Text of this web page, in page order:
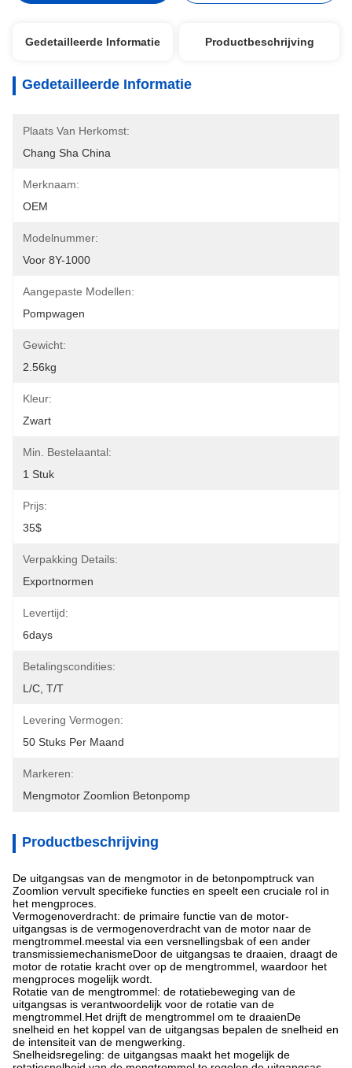
Gedetailleerde Informatie Productbeschrijving
Gedetailleerde Informatie
Plaats Van Herkomst:
Chang Sha China
Merknaam:
OEM
Modelnummer:
Voor 8Y-1000
Aangepaste Modellen:
Pompwagen
Gewicht:
2.56kg
Kleur:
Zwart
Min. Bestelaantal:
1 Stuk
Prijs:
35$
Verpakking Details:
Exportnormen
Levertijd:
6days
Betalingscondities:
L/C, T/T
Levering Vermogen:
50 Stuks Per Maand
Markeren:
Mengmotor Zoomlion Betonpomp
Productbeschrijving
De uitgangsas van de mengmotor in de betonpomptruck van
Zoomlion vervult specifieke functies en speelt een cruciale rol in
het mengproces.
Vermogenoverdracht: de primaire functie van de motor-
uitgangsas is de vermogenoverdracht van de motor naar de
mengtrommel.meestal via een versnellingsbak of een ander
transmissiemechanismeDoor de uitgangsas te draaien, draagt de
motor de rotatie kracht over op de mengtrommel, waardoor het
mengproces mogelijk wordt.
Rotatie van de mengtrommel: de rotatiebeweging van de
uitgangsas is verantwoordelijk voor de rotatie van de
mengtrommel.Het drijft de mengtrommel om te draaienDe
snelheid en het koppel van de uitgangsas bepalen de snelheid en
de intensiteit van de mengwerking.
Snelheidsregeling: de uitgangsas maakt het mogelijk de